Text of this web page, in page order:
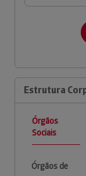
Estrutura
Órgãos
Sociais
Órgãos de